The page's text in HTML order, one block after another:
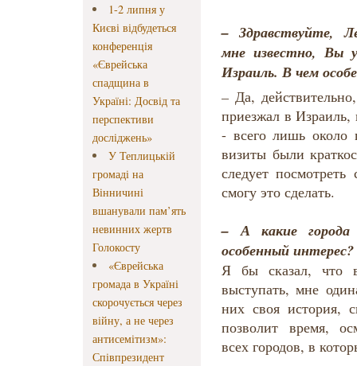
1-2 липня у
Києві відбудеться
конференція
«Єврейська
спадщина в
Україні: Досвід та
перспективи
досліджень»
У Теплицькій
громаді на
Вінничині
вшанували пам’ять
невинних жертв
Голокосту
«Єврейська
громада в Україні
скорочується через
війну, а не через
антисемітизм»:
Співпрезидент
– Здравствуйте,
мне известно, Вы
Израиль. В чем
–Да,
приезжал в Израиль,
- всего лишь около
визиты были
следует
смогу это сделать.
– А какие
особенный
Я бы сказал, что
выступать, мне
них своя история,
позволит время,
всех городов, в